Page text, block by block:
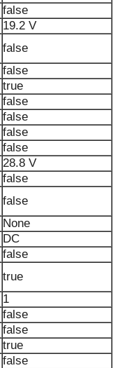
false
19.2 V
false
false
true
false
false
false
false
28.8 V
false
false
None
DC
false
true
1
false
false
true
false